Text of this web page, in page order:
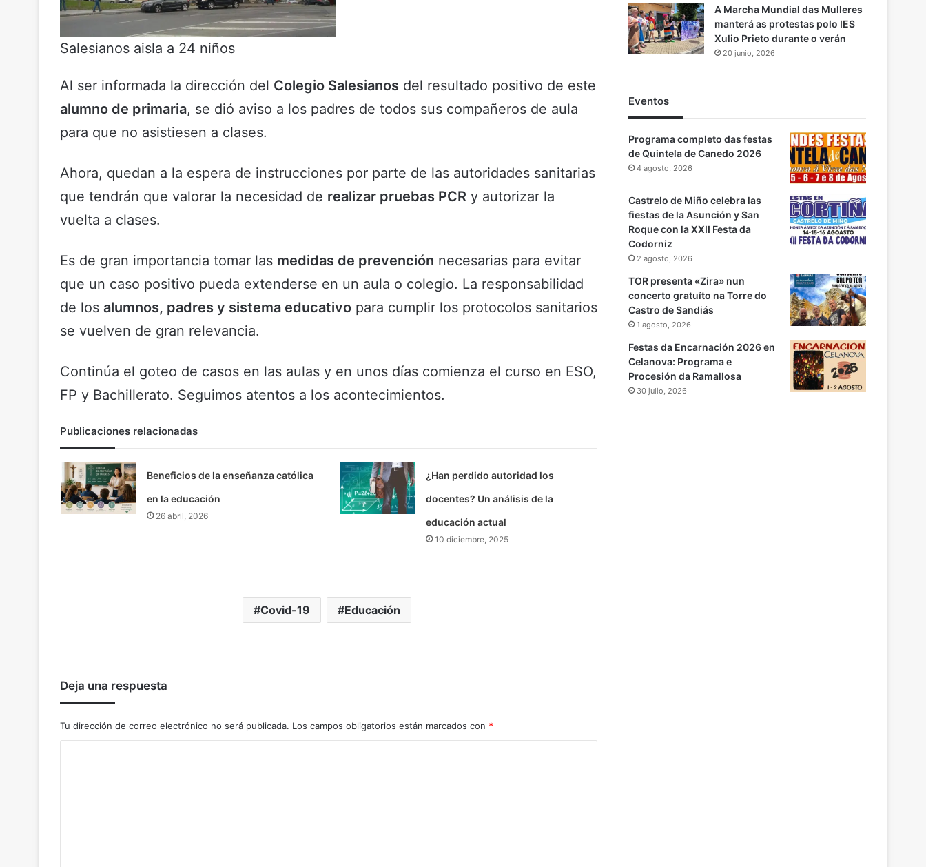
Salesianos aisla a 24 niños
Al ser informada la dirección del Colegio Salesianos del resultado positivo de este
alumno de primaria, se dió aviso a los padres de todos sus compañeros de aula
para que no asistiesen a clases.
Ahora, quedan a la espera de instrucciones por parte de las autoridades sanitarias
que tendrán que valorar la necesidad de realizar pruebas PCR y autorizar la
vuelta a clases.
Es de gran importancia tomar las medidas de prevención necesarias para evitar
que un caso positivo pueda extenderse en un aula o colegio. La responsabilidad
de los alumnos, padres y sistema educativo para cumplir los protocolos sanitarios
se vuelven de gran relevancia.
Continúa el goteo de casos en las aulas y en unos días comienza el curso en ESO,
FP y Bachillerato. Seguimos atentos a los acontecimientos.
Publicaciones relacionadas
Beneficios de la enseñanza católica
en la educación
26 abril, 2026
¿Han perdido autoridad los
docentes? Un análisis de la
educación actual
10 diciembre, 2025
Covid-19 Educación
Deja una respuesta
Tu dirección de correo electrónico no será publicada. Los campos obligatorios están marcados con *
A Marcha Mundial das Mulleres
manterá as protestas polo IES
Xulio Prieto durante o verán
20 junio, 2026
Eventos
Programa completo das festas
de Quintela de Canedo 2026
4 agosto, 2026
Castrelo de Miño celebra las
fiestas de la Asunción y San
Roque con la XXII Festa da
Codorniz
2 agosto, 2026
TOR presenta «Zira» nun
concerto gratuíto na Torre do
Castro de Sandiás
1 agosto, 2026
Festas da Encarnación 2026 en
Celanova: Programa e
Procesión da Ramallosa
30 julio, 2026